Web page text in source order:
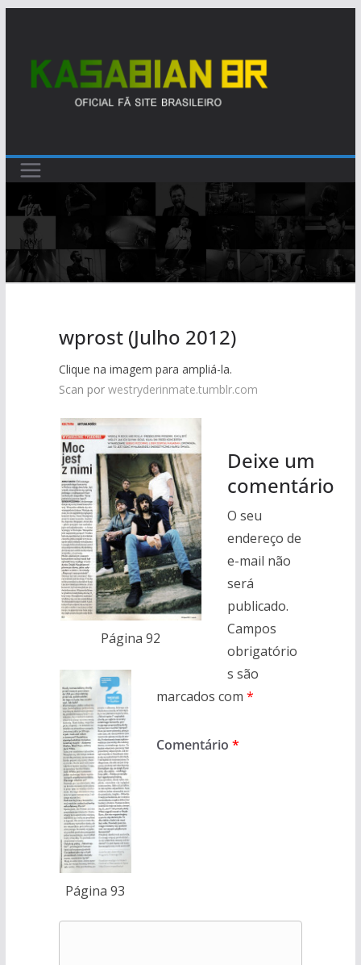
conteúdo
wprost (Julho 2012)
Clique na imagem para ampliá-la.
Scan por westryderinmate.tumblr.com
Página 92
Página 93
Deixe um
comentário
O seu
endereço de
e-mail não
será
publicado.
Campos
obrigatório
s são
marcados com *
Comentário *